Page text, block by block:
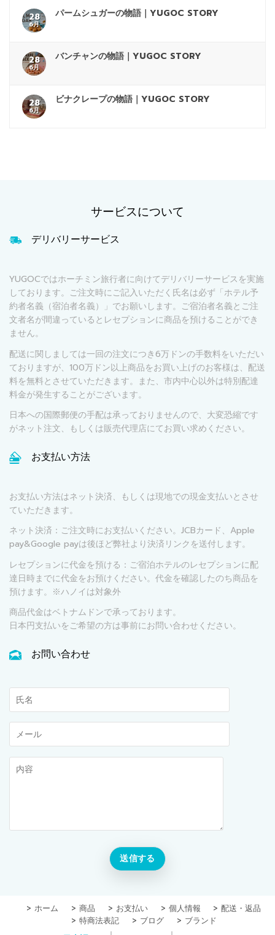
28
6月
パームシュガーの物語｜YUGOC STORY
28
6月
バンチャンの物語｜YUGOC STORY
28
6月
ビナクレープの物語｜YUGOC STORY
サービスについて
デリバリーサービス
YUGOCではホーチミン旅行者に向けてデリバリーサービスを実施
しております。ご注文時にご記入いただく氏名は必ず「ホテル予
約者名義（宿泊者名義）」でお願いします。ご宿泊者名義とご注
文者名が間違っているとレセプションに商品を預けることができ
ません。
配送に関しましては一回の注文につき6万ドンの手数料をいただい
ておりますが、100万ドン以上商品をお買い上げのお客様は、配送
料を無料とさせていただきます。また、市内中心以外は特別配達
料金が発生することがございます。
日本への国際郵便の手配は承っておりませんので、大変恐縮です
がネット注文、もしくは販売代理店にてお買い求めください。
お支払い方法
お支払い方法はネット決済、もしくは現地での現金支払いとさせ
ていただきます。
ネット決済：ご注文時にお支払いください。JCBカード、Apple
pay&Google payは後ほど弊社より決済リンクを送付します。
レセプションに代金を預ける：ご宿泊ホテルのレセプションに配
達日時までに代金をお預けください。代金を確認したのち商品を
預けます。※ハノイは対象外
商品代金はベトナムドンで承っております。
日本円支払いをご希望の方は事前にお問い合わせください。
お問い合わせ
ホーム 商品 お支払い 個人情報
配送・返品
特商法表記
ブログ ブランド